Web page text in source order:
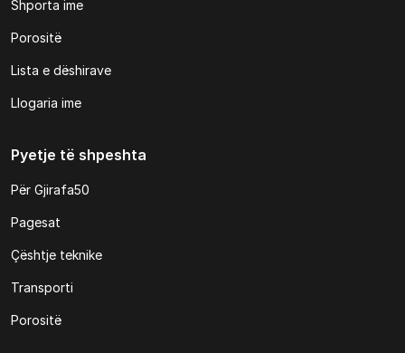
Shporta ime
Porositë
Lista e dëshirave
Llogaria ime
Pyetje të shpeshta
Për Gjirafa50
Pagesat
Çështje teknike
Transporti
Porositë